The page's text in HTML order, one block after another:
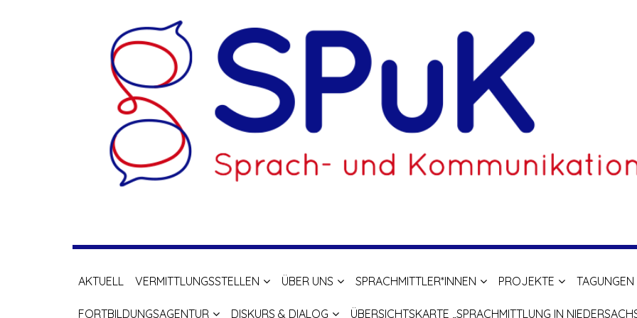
SPuK
Sprach- und Kommunikationsmittlung
AKTUELL VERMITTLUNGSSTELLEN ÜBER UNS SPRACHMITTLER*INNEN PROJEKTE TAGUNGEN
FORTBILDUNGSAGENTUR DISKURS & DIALOG ÜBERSICHTSKARTE „SPRACHMITTLUNG IN